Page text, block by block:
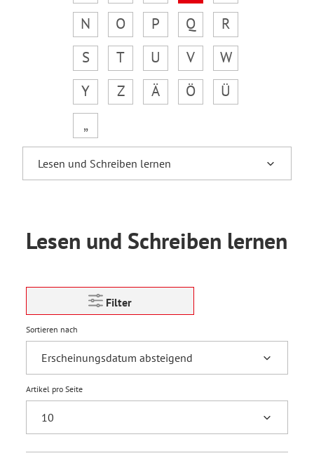
N
O P Q
R
S
T U V
W
Y
Z Ä Ö
Ü
„
Lesen und Schreiben lernen
Filter
Sortieren nach
Artikel pro Seite